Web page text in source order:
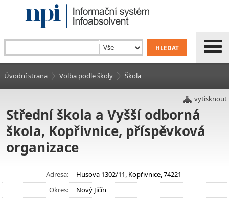
Úvodní strana Volba podle školy Škola
vytisknout
Střední škola a Vyšší odborná
škola, Kopřivnice, příspěvková
organizace
Adresa:
Husova 1302/11, Kopřivnice, 74221
Okres:
Nový Jičín